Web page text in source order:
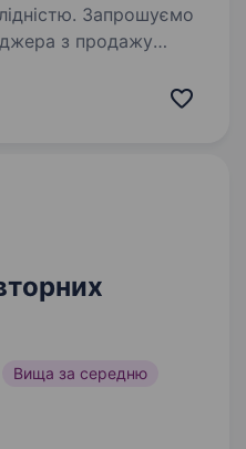
з продажу
Вища за середню